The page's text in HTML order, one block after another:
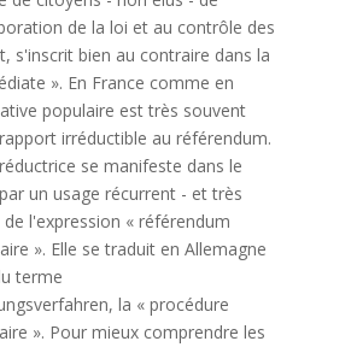
de la loi et au contrôle des
s'inscrit bien au contraire dans la
». En France comme en
populaire est très souvent
irréductible au référendum.
se manifeste dans le
un usage récurrent - et très
l'expression « référendum
». Elle se traduit en Allemagne
terme
la « procédure
». Pour mieux comprendre les